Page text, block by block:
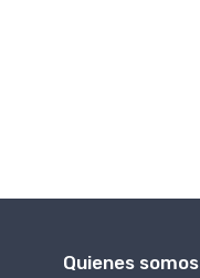
Quienes somos